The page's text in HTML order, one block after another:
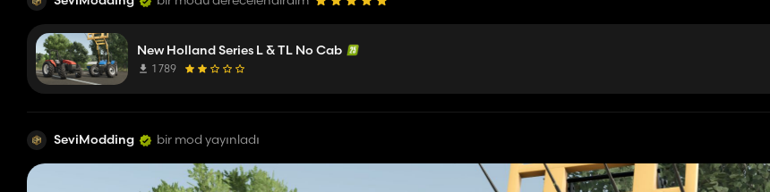
New Holland Series L & TL No Cab
1 789
SeviModding bir mod yayınladı